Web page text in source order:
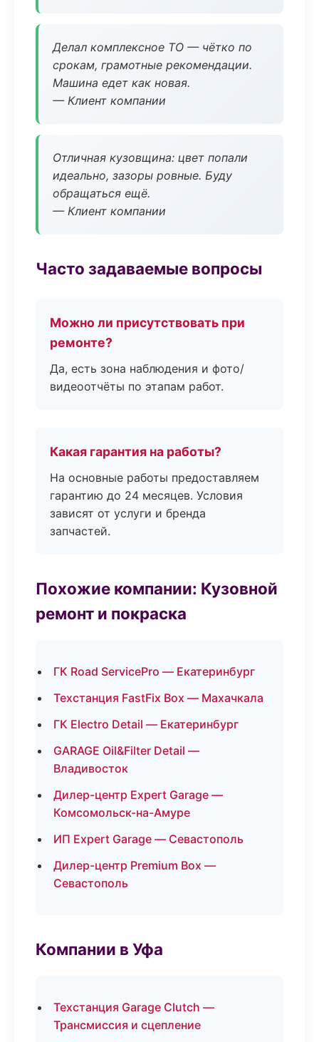
Делал комплексное ТО — чётко по
срокам, грамотные рекомендации.
Машина едет как новая.
— Клиент компании
Отличная кузовщина: цвет попали
идеально, зазоры ровные. Буду
обращаться ещё.
— Клиент компании
Часто задаваемые вопросы
Можно ли присутствовать при
ремонте?
Да, есть зона наблюдения и фото/
видеоотчёты по этапам работ.
Какая гарантия на работы?
На основные работы предоставляем
гарантию до 24 месяцев. Условия
зависят от услуги и бренда
запчастей.
Похожие компании: Кузовной
ремонт и покраска
ГК Road ServicePro — Екатеринбург
Техстанция FastFix Box — Махачкала
ГК Electro Detail — Екатеринбург
GARAGE Oil&Filter Detail —
Владивосток
Дилер-центр Expert Garage —
Комсомольск-на-Амуре
ИП Expert Garage — Севастополь
Дилер-центр Premium Box —
Севастополь
Компании в Уфа
Техстанция Garage Clutch —
Трансмиссия и сцепление